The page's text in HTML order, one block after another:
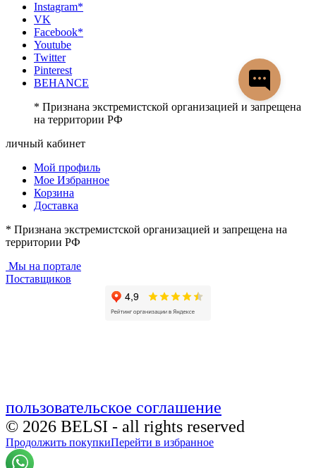
Instagram*
VK
Facebook*
Youtube
Twitter
Pinterest
BEHANCE
* Признана экстремистской организацией и запрещена
на территории РФ
личный кабинет
Мой профиль
Мое Избранное
Корзина
Доставка
* Признана экстремистской организацией и запрещена на
территории РФ
Мы на портале
Поставщиков
пользовательское соглашение
© 2026 BELSI - all rights reserved
Продолжить покупкиПерейти в избранное